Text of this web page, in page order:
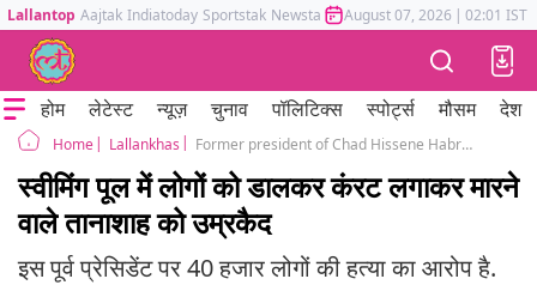
Lallantop Aajtak Indiatoday Sportstak Newstak Mumbai Tak Astrotak
August 07, 2026 | 02:01 IST
होम लेटेस्ट न्यूज़ चुनाव पॉलिटिक्स स्पोर्ट्स मौसम देश
Home Lallankhas Former president of Chad Hissene Habre sentenced to life imprisonment found guilty of war crimes
स्वीमिंग पूल में लोगों को डालकर कंरट लगाकर मारने
वाले तानाशाह को उम्रकैद
इस पूर्व प्रेसिडेंट पर 40 हजार लोगों की हत्या का आरोप है.